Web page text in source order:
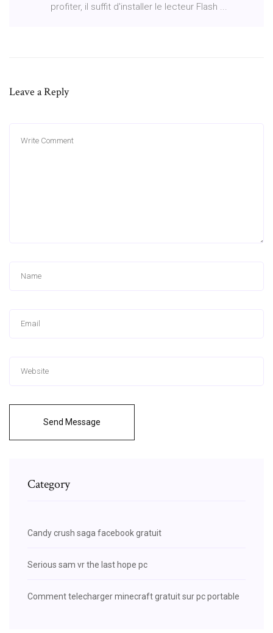
profiter, il suffit d'installer le lecteur Flash ...
Leave a Reply
Send Message
Category
Candy crush saga facebook gratuit
Serious sam vr the last hope pc
Comment telecharger minecraft gratuit sur pc portable